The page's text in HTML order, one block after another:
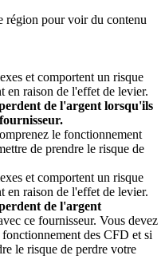
région pour voir du contenu
et comportent un risque
en raison de l'effet de levier.
de l'argent lorsqu'ils
le fonctionnement
de prendre le risque de
et comportent un risque
en raison de l'effet de levier.
de l'argent
ce fournisseur. Vous devez
des CFD et si
le risque de perdre votre